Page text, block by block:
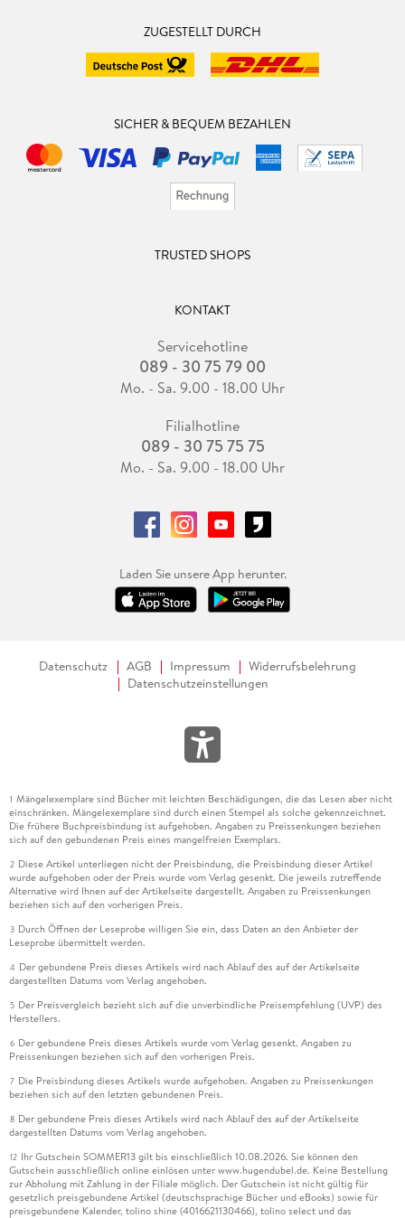
ZUGESTELLT DURCH
SICHER & BEQUEM BEZAHLEN
TRUSTED SHOPS
KONTAKT
Servicehotline
089 - 30 75 79 00
Mo. - Sa. 9.00 - 18.00 Uhr
Filialhotline
089 - 30 75 75 75
Mo. - Sa. 9.00 - 18.00 Uhr
Laden Sie unsere App herunter.
Datenschutz AGB Impressum
Widerrufsbelehrung
Datenschutzeinstellungen
1 Mängelexemplare sind Bücher mit leichten Beschädigungen, die das Lesen aber nicht
einschränken. Mängelexemplare sind durch einen Stempel als solche gekennzeichnet.
Die frühere Buchpreisbindung ist aufgehoben. Angaben zu Preissenkungen beziehen
sich auf den gebundenen Preis eines mangelfreien Exemplars.
2 Diese Artikel unterliegen nicht der Preisbindung, die Preisbindung dieser Artikel
wurde aufgehoben oder der Preis wurde vom Verlag gesenkt. Die jeweils zutreffende
Alternative wird Ihnen auf der Artikelseite dargestellt. Angaben zu Preissenkungen
beziehen sich auf den vorherigen Preis.
3 Durch Öffnen der Leseprobe willigen Sie ein, dass Daten an den Anbieter der
Leseprobe übermittelt werden.
4 Der gebundene Preis dieses Artikels wird nach Ablauf des auf der Artikelseite
dargestellten Datums vom Verlag angehoben.
5 Der Preisvergleich bezieht sich auf die unverbindliche Preisempfehlung (UVP) des
Herstellers.
6 Der gebundene Preis dieses Artikels wurde vom Verlag gesenkt. Angaben zu
Preissenkungen beziehen sich auf den vorherigen Preis.
7 Die Preisbindung dieses Artikels wurde aufgehoben. Angaben zu Preissenkungen
beziehen sich auf den letzten gebundenen Preis.
8 Der gebundene Preis dieses Artikels wird nach Ablauf des auf der Artikelseite
dargestellten Datums vom Verlag angehoben.
12 Ihr Gutschein SOMMER13 gilt bis einschließlich 10.08.2026. Sie können den
Gutschein ausschließlich online einlösen unter www.hugendubel.de. Keine Bestellung
zur Abholung mit Zahlung in der Filiale möglich. Der Gutschein ist nicht gültig für
gesetzlich preisgebundene Artikel (deutschsprachige Bücher und eBooks) sowie für
preisgebundene Kalender, tolino shine (4016621130466), tolino select und das